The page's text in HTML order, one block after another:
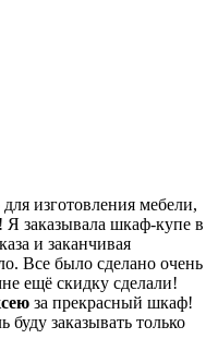
изготовления мебели,
заказывала шкаф-купе в
и заканчивая
Все было сделано очень
ещё скидку сделали!
за прекрасный шкаф!
заказывать только